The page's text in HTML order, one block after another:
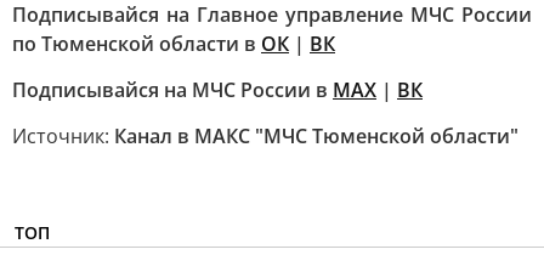
Подписывайся на Главное управление МЧС России
по Тюменской области в ОК | ВК
Подписывайся на МЧС России в MAX | ВК
Источник: Канал в МАКС "МЧС Тюменской области"
ТОП